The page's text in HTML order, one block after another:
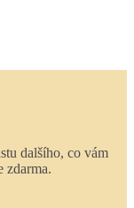
dalšího, co vám
zdarma.